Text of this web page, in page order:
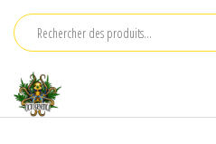
Aller
collecting